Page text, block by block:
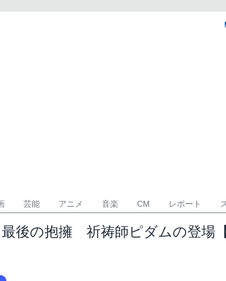
芸能 アニメ 音楽 CM レポート
最後の抱擁 祈祷師ピダムの登場